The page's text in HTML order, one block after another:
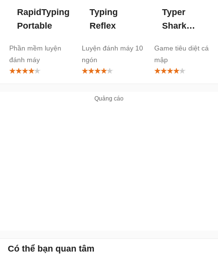
RapidTyping
Portable
Phần mềm luyện
đánh máy
Typing
Reflex
Luyện đánh máy 10
ngón
Typer
Shark
Game tiêu diệt cá
mập
Có thể bạn quan tâm